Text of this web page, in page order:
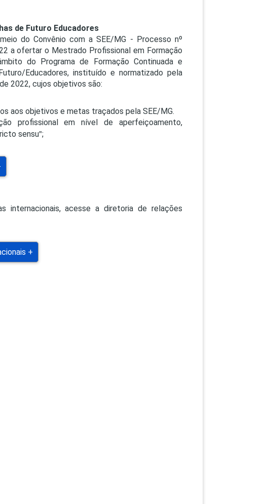
de Futuro Educadores
do Convênio com a SEE/MG - Processo nº
a ofertar o Mestrado Profissional em Formação
do Programa de Formação Continuada e
Educadores, instituído e normatizado pela
2022, cujos objetivos são:
aos objetivos e metas traçados pela SEE/MG.
profissional em nível de aperfeiçoamento,
sensu ;
internacionais, acesse a diretoria de relações
+